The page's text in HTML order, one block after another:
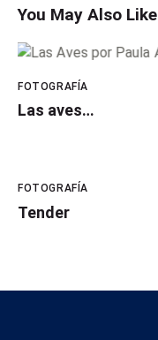
You May Also Like
FOTOGRAFÍA
Las aves…
FOTOGRAFÍA
Tender